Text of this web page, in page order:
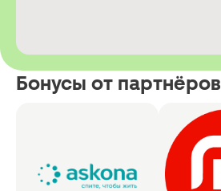
Бонусы от партнёров